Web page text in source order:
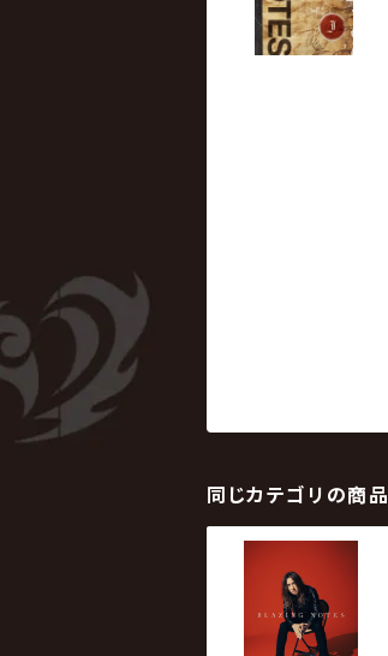
同じカテゴリの商品